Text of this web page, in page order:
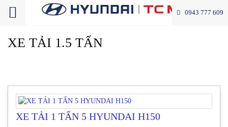
0943 777 609
XE TẢI 1.5 TẤN
XE TẢI 1 TẤN 5 HYUNDAI H150